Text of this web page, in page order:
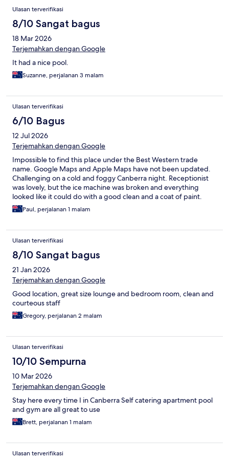
Ulasan terverifikasi
8/10 Sangat bagus
18 Mar 2026
Terjemahkan dengan Google
It had a nice pool.
Suzanne, perjalanan 3 malam
Ulasan terverifikasi
6/10 Bagus
12 Jul 2026
Terjemahkan dengan Google
Impossible to find this place under the Best Western trade
name. Google Maps and Apple Maps have not been updated.
Challenging on a cold and foggy Canberra night. Receptionist
was lovely, but the ice machine was broken and everything
looked like it could do with a good clean and a coat of paint.
Room was large and comfortable.
Paul, perjalanan 1 malam
Ulasan terverifikasi
8/10 Sangat bagus
21 Jan 2026
Terjemahkan dengan Google
Good location, great size lounge and bedroom room, clean and
courteous staff
Gregory, perjalanan 2 malam
Ulasan terverifikasi
10/10 Sempurna
10 Mar 2026
Terjemahkan dengan Google
Stay here every time I in Canberra Self catering apartment pool
and gym are all great to use
Brett, perjalanan 1 malam
Ulasan terverifikasi